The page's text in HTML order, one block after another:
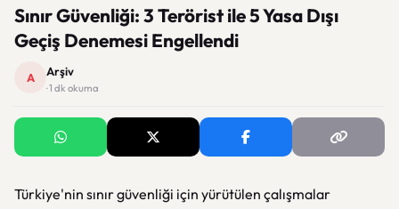
Sınır Güvenliği: 3 Terörist ile 5 Yasa Dışı
Geçiş Denemesi Engellendi
A Arşiv
· 1 dk okuma
Türkiye'nin sınır güvenliği için yürütülen çalışmalar